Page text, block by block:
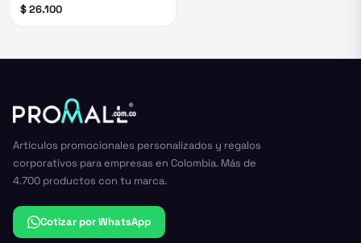
$ 26.100
Artículos promocionales personalizados y regalos
corporativos para empresas en Colombia. Más de
4.700 productos con tu marca.
Cotizar por WhatsApp